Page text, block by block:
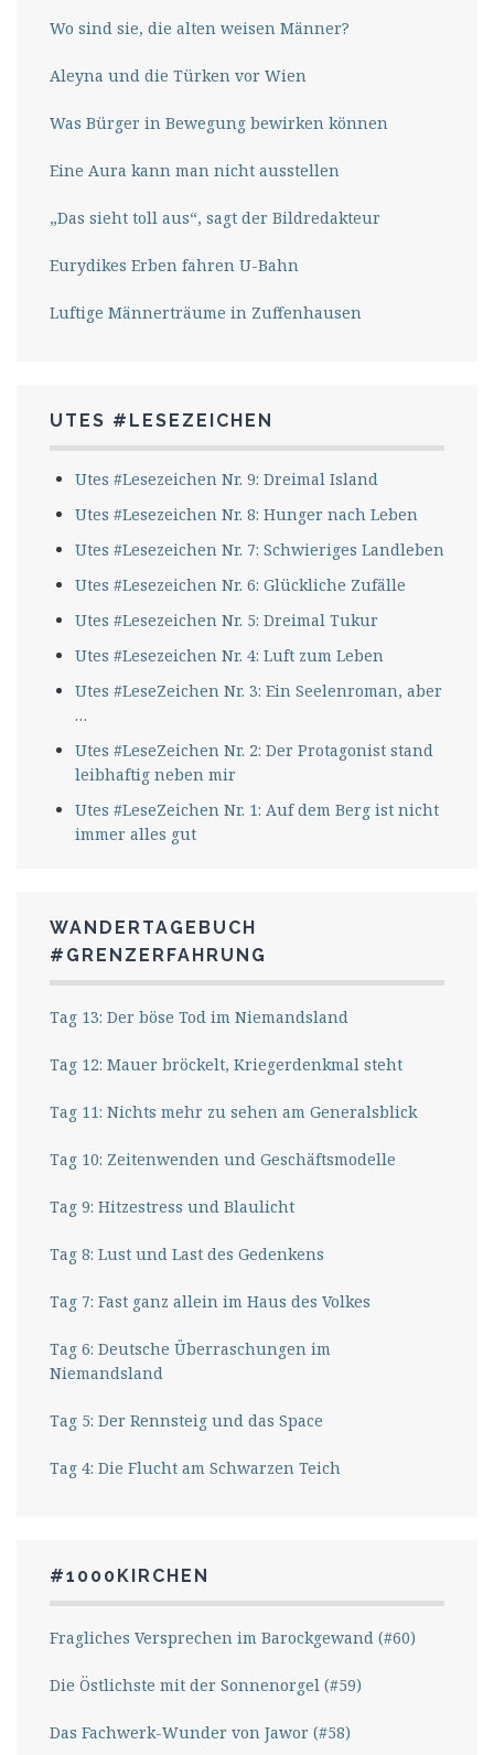
Wo sind sie, die alten weisen Männer?
Aleyna und die Türken vor Wien
Was Bürger in Bewegung bewirken können
Eine Aura kann man nicht ausstellen
„Das sieht toll aus“, sagt der Bildredakteur
Eurydikes Erben fahren U-Bahn
Luftige Männerträume in Zuffenhausen
UTES #LESEZEICHEN
Utes #Lesezeichen Nr. 9: Dreimal Island
Utes #Lesezeichen Nr. 8: Hunger nach Leben
Utes #Lesezeichen Nr. 7: Schwieriges Landleben
Utes #Lesezeichen Nr. 6: Glückliche Zufälle
Utes #Lesezeichen Nr. 5: Dreimal Tukur
Utes #Lesezeichen Nr. 4: Luft zum Leben
Utes #LeseZeichen Nr. 3: Ein Seelenroman, aber
…
Utes #LeseZeichen Nr. 2: Der Protagonist stand
leibhaftig neben mir
Utes #LeseZeichen Nr. 1: Auf dem Berg ist nicht
immer alles gut
WANDERTAGEBUCH
#GRENZERFAHRUNG
Tag 13: Der böse Tod im Niemandsland
Tag 12: Mauer bröckelt, Kriegerdenkmal steht
Tag 11: Nichts mehr zu sehen am Generalsblick
Tag 10: Zeitenwenden und Geschäftsmodelle
Tag 9: Hitzestress und Blaulicht
Tag 8: Lust und Last des Gedenkens
Tag 7: Fast ganz allein im Haus des Volkes
Tag 6: Deutsche Überraschungen im
Niemandsland
Tag 5: Der Rennsteig und das Space
Tag 4: Die Flucht am Schwarzen Teich
#1000KIRCHEN
Fragliches Versprechen im Barockgewand (#60)
Die Östlichste mit der Sonnenorgel (#59)
Das Fachwerk-Wunder von Jawor (#58)